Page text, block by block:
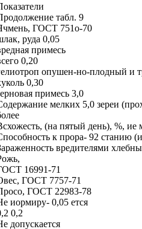
табл. 9
ГОСТ 751о-70
руда 0,05
примесь
0,20
опушен-но-плодный и
0,30
примесь 3,0
мелких 5,0 зереи
(на пятый день), %, ие
к прора- 92 станию
вредителями
16991-71
ГОСТ 7757-71
ГОСТ 22983-78
иормиру- 0,05 ется
0,2
допускается